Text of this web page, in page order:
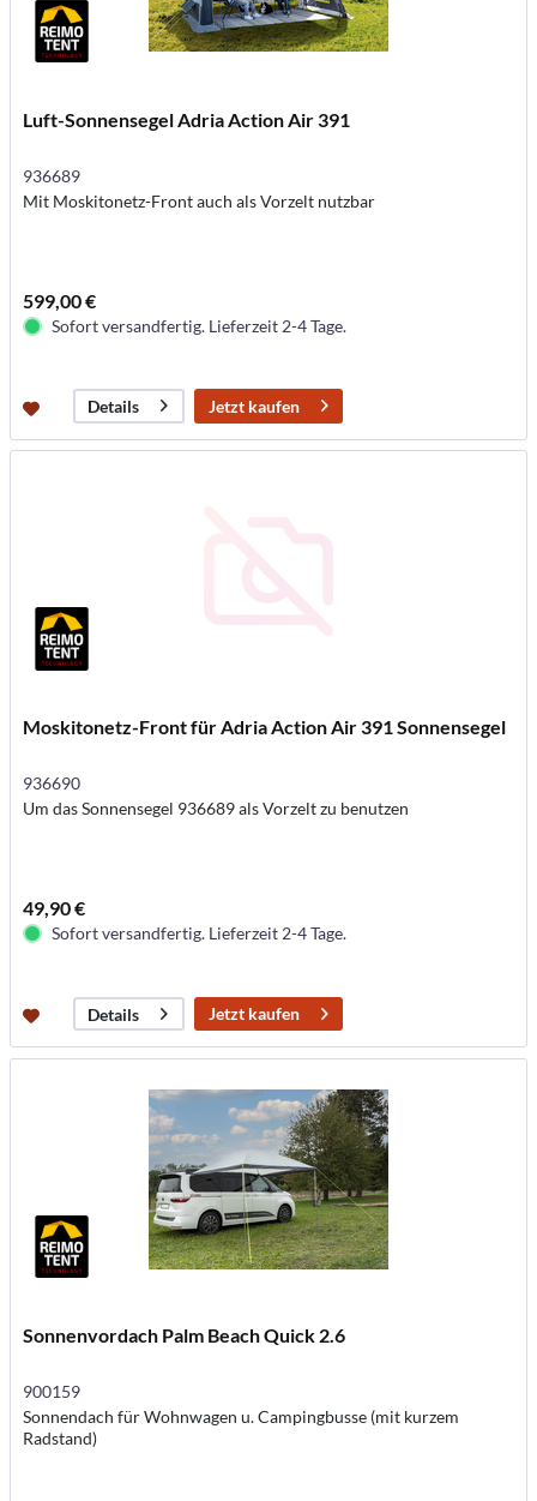
Luft-Sonnensegel Adria Action Air 391
936689
Mit Moskitonetz-Front auch als Vorzelt nutzbar
599,00 €
Sofort versandfertig. Lieferzeit 2-4 Tage.
Details Jetzt kaufen
Moskitonetz-Front für Adria Action Air 391 Sonnensegel
936690
Um das Sonnensegel 936689 als Vorzelt zu benutzen
49,90 €
Sofort versandfertig. Lieferzeit 2-4 Tage.
Details Jetzt kaufen
Sonnenvordach Palm Beach Quick 2.6
900159
Sonnendach für Wohnwagen u. Campingbusse (mit kurzem
Radstand)